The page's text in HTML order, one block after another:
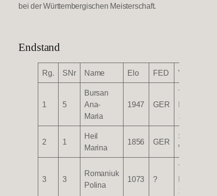
bei der Württembergischen Meisterschaft.
Endstand
Rg. SNr Name Elo FED Verein
1 5
Bursan
Ana-
Maria
1947 GER
TG
Biberach
1847 e.V.
2 1
Heil
Marina
1856 GER
SF
3 3
Romaniuk
Polina
1073 ?
TG
Biberach
1847 e.V.